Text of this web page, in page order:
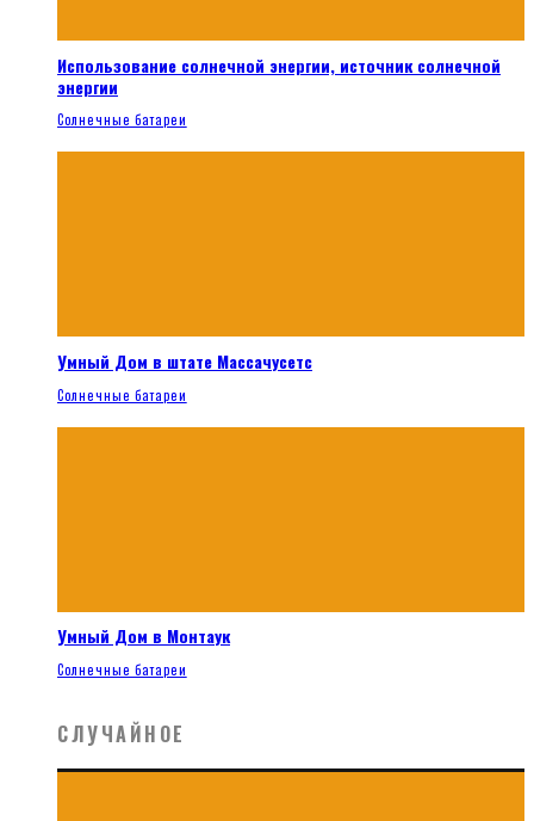
Использование солнечной энергии, источник солнечной
энергии
Солнечные батареи
Умный Дом в штате Массачусетс
Солнечные батареи
Умный Дом в Монтаук
Солнечные батареи
СЛУЧАЙНОЕ